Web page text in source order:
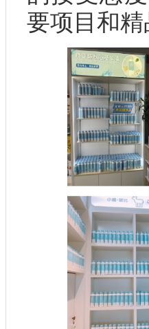
要项目和